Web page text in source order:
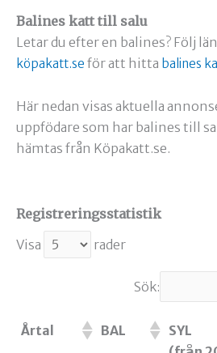
Balines katt till salu
Letar du efter en balines? Följ
köpakatt.se för att hitta balines
Här nedan visas aktuella
uppfödare som har balines till
hämtas från Köpakatt.se.
Registreringsstatistik
Visa
rader
Sök:
Årtal BAL
SYL